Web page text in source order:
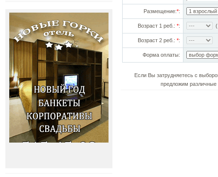
Размещение:*:
Возраст 1 реб.: *:
Возраст 2 реб.: *:
Форма оплаты:
Если Вы затрудняетесь с
предложим различные